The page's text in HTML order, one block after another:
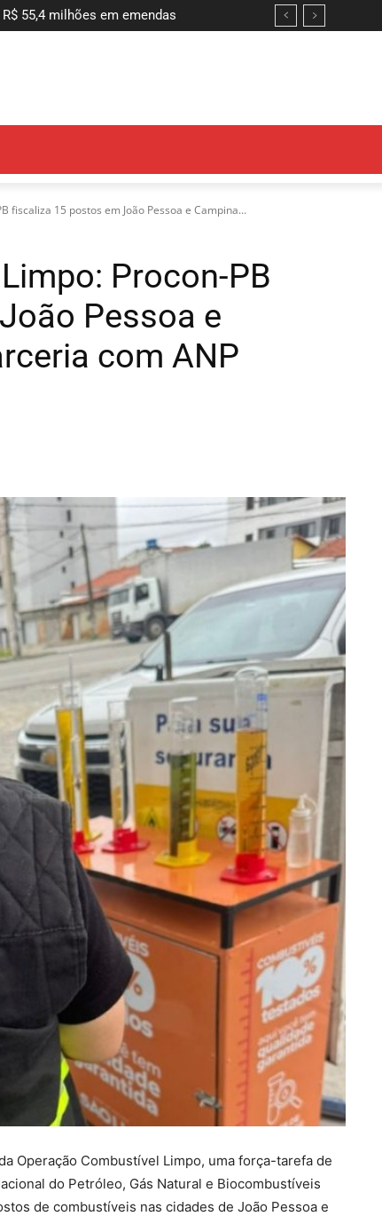
do sistema de combate
fiscaliza 15 postos em João Pessoa e Campina...
Procon-PB
Pessoa e
com ANP
Operação Combustível Limpo, uma força-tarefa de
do Petróleo, Gás Natural e Biocombustíveis
de combustíveis nas cidades de João Pessoa e